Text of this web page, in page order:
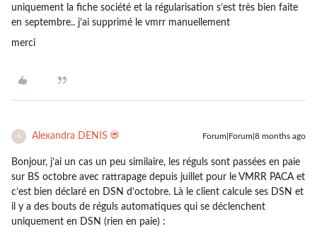
uniquement la fiche société et la régularisation s’est très bien faite
en septembre.. j’ai supprimé le vmrr manuellement
merci
A Alexandra DENIS Forum|Forum|8 months ago
Bonjour, j’ai un cas un peu similaire, les réguls sont passées en paie
sur BS octobre avec rattrapage depuis juillet pour le VMRR PACA et
c’est bien déclaré en DSN d’octobre. Là le client calcule ses DSN et
il y a des bouts de réguls automatiques qui se déclenchent
uniquement en DSN (rien en paie) :